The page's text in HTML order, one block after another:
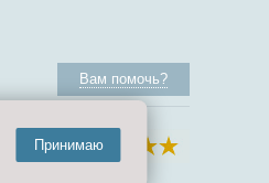
Вам помочь?
Принимаю